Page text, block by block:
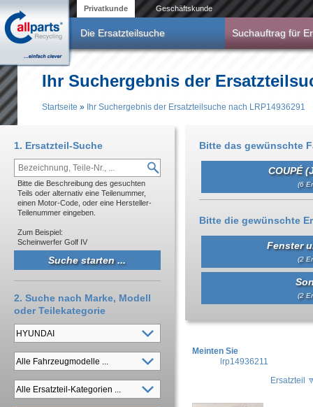
Privatkunde Geschäftskunde
Die Ersatzteilsuche Suchauftrag für
Ihr Suchergebnis der
Startseite » Ihr Suchergebnis der Ersatzteilsuche nach LRP14936291
Bitte das gewünschte
COUPÉ
(6
Bitte die gewünschte
Fenster
(2
(2
Meinten Sie
lrp14936211
Ersatzteil
1. Ersatzteil-Suche
Bitte die Beschreibung des gesuchten
Teils oder alternativ eine Teilenummer,
einen Motor-Code, oder eine Hersteller-
Teilenummer eingeben.
Zum Beispiel:
Scheinwerfer Golf IV
2. Suche nach Marke, Modell
oder Teilekategorie